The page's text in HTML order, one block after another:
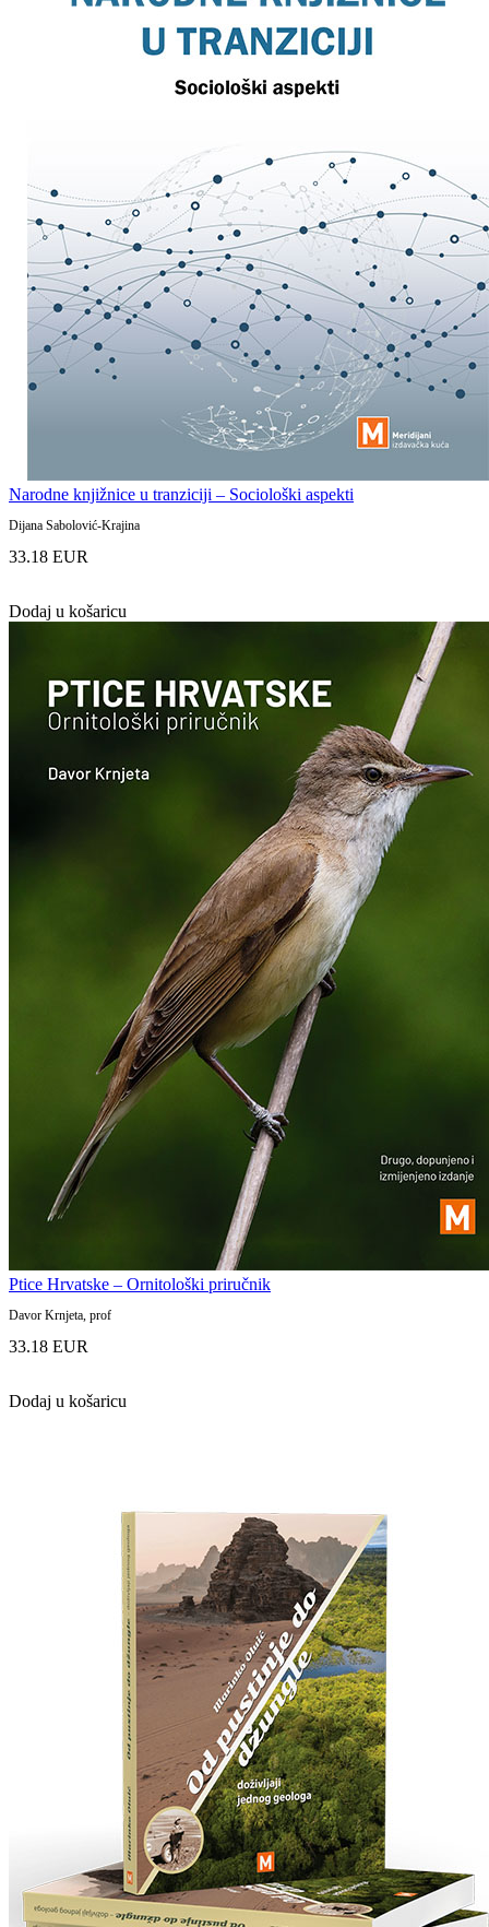
Narodne knjižnice u tranziciji – Sociološki aspekti
Dijana Sabolović-Krajina
33.18 EUR
Dodaj u košaricu
Ptice Hrvatske – Ornitološki priručnik
Davor Krnjeta, prof
33.18 EUR
Dodaj u košaricu